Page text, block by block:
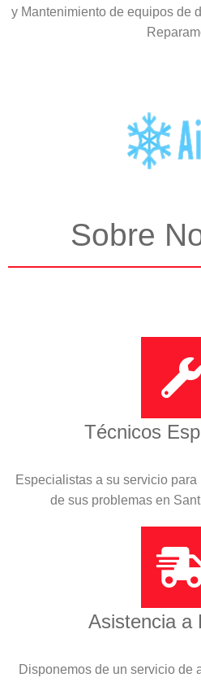
y Mantenimiento de equipos de
Sobre
Técnicos
Especialistas a su servicio
de sus problemas en
Asistencia a
Disponemos de un servicio de